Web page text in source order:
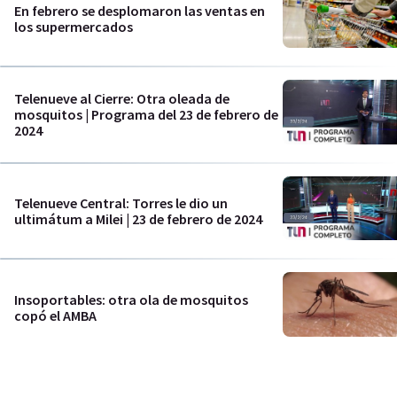
En febrero se desplomaron las ventas en
los supermercados
Telenueve al Cierre: Otra oleada de
mosquitos | Programa del 23 de febrero de
2024
Telenueve Central: Torres le dio un
ultimátum a Milei | 23 de febrero de 2024
Insoportables: otra ola de mosquitos
copó el AMBA